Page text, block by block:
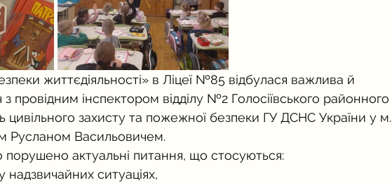
життєдіяльності» в Ліцеї №85 відбулася важлива й
з провідним інспектором відділу №2 Голосіївського районного
цивільного захисту та пожежної безпеки ГУ ДСНС України у м.
Русланом Васильовичем.
порушено актуальні питання, що стосуються:
ситуаціях,